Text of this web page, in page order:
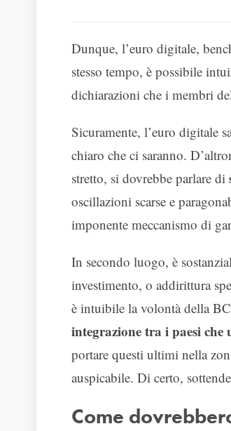
Dunque, l’euro digitale,
stesso tempo, è possibile
dichiarazioni che i membri
Sicuramente, l’euro digitale
chiaro che ci saranno.
stretto, si dovrebbe parlare di
oscillazioni scarse e
imponente meccanismo di
In secondo luogo, è
investimento, o addirittura
è intuibile la volontà della
integrazione tra i paesi che
portare questi ultimi nella
auspicabile. Di certo,
Come